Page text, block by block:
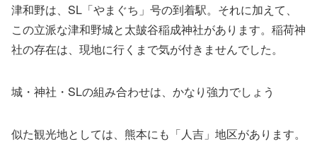
津和野は、SL「やまぐち」号の到着駅。それに加えて、
この立派な津和野城と太皷谷稲成神社があります。稲荷神
社の存在は、現地に行くまで気が付きませんでした。
城・神社・SLの組み合わせは、かなり強力でしょう
似た観光地としては、熊本にも「人吉」地区があります。